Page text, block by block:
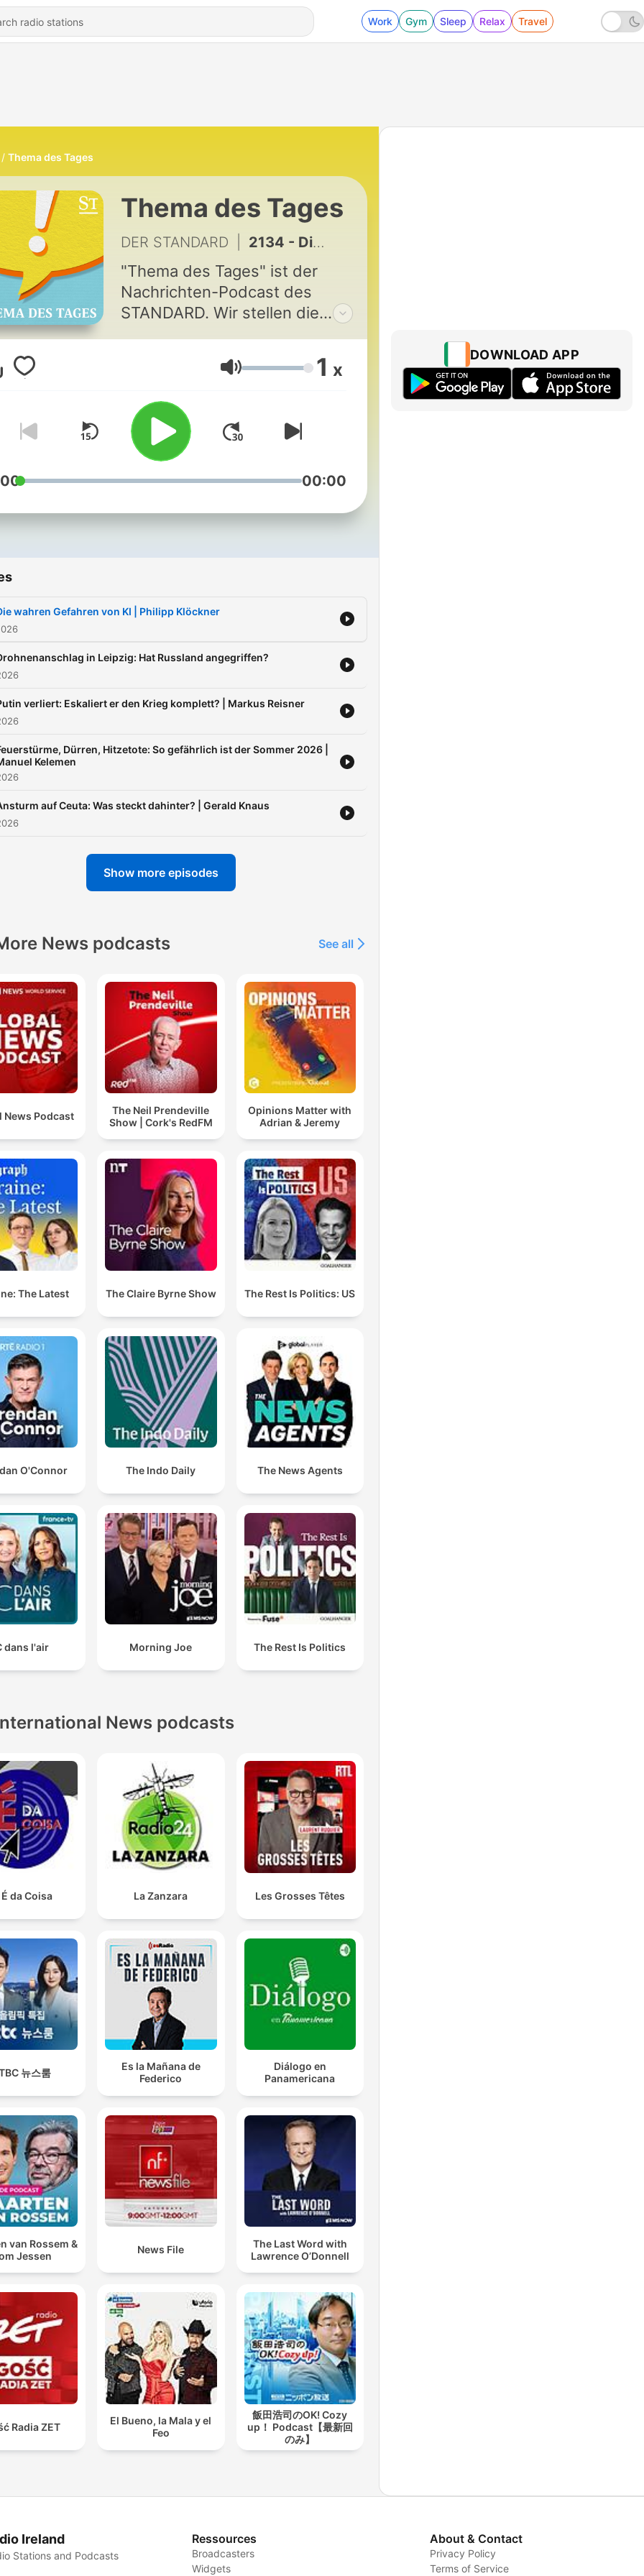
Work Gym Sleep Relax Travel
Thema des Tages
Thema des Tages
DER STANDARD 2134 - Die wahren Gefahren von KI | Philipp Klöckner
"Thema des Tages" ist der
Nachrichten-Podcast des
STANDARD. Wir stellen die
Zeit und besprechen das
Weltgeschehen. Neue Folgen
Volume 1 x
00:00
wahren Gefahren von KI | Philipp Klöckner
in Leipzig: Hat Russland angegriffen?
verliert: Eskaliert er den Krieg komplett? | Markus Reisner
Dürren, Hitzetote: So gefährlich ist der Sommer 2026 |
Kelemen
auf Ceuta: Was steckt dahinter? | Gerald Knaus
Show more episodes
News podcasts See all
News Podcast
The Neil Prendeville
Show | Cork's RedFM
Opinions Matter with
Adrian & Jeremy
The Latest The Claire Byrne Show The Rest Is Politics: US
O'Connor The Indo Daily The News Agents
dans l'air Morning Joe The Rest Is Politics
News podcasts
É da Coisa La Zanzara Les Grosses Têtes
뉴스룸
Es la Mañana de
Federico
Diálogo en
Panamericana
van Rossem &
Jessen
News File
The Last Word with
Lawrence O’Donnell
Radia ZET
El Bueno, la Mala y el
Feo
飯田浩司のOK! Cozy
up！ Podcast【最新回
のみ】
DOWNLOAD APP
Ireland
Stations and Podcasts
Ressources
Broadcasters
Widgets
About & Contact
Privacy Policy
Terms of Service